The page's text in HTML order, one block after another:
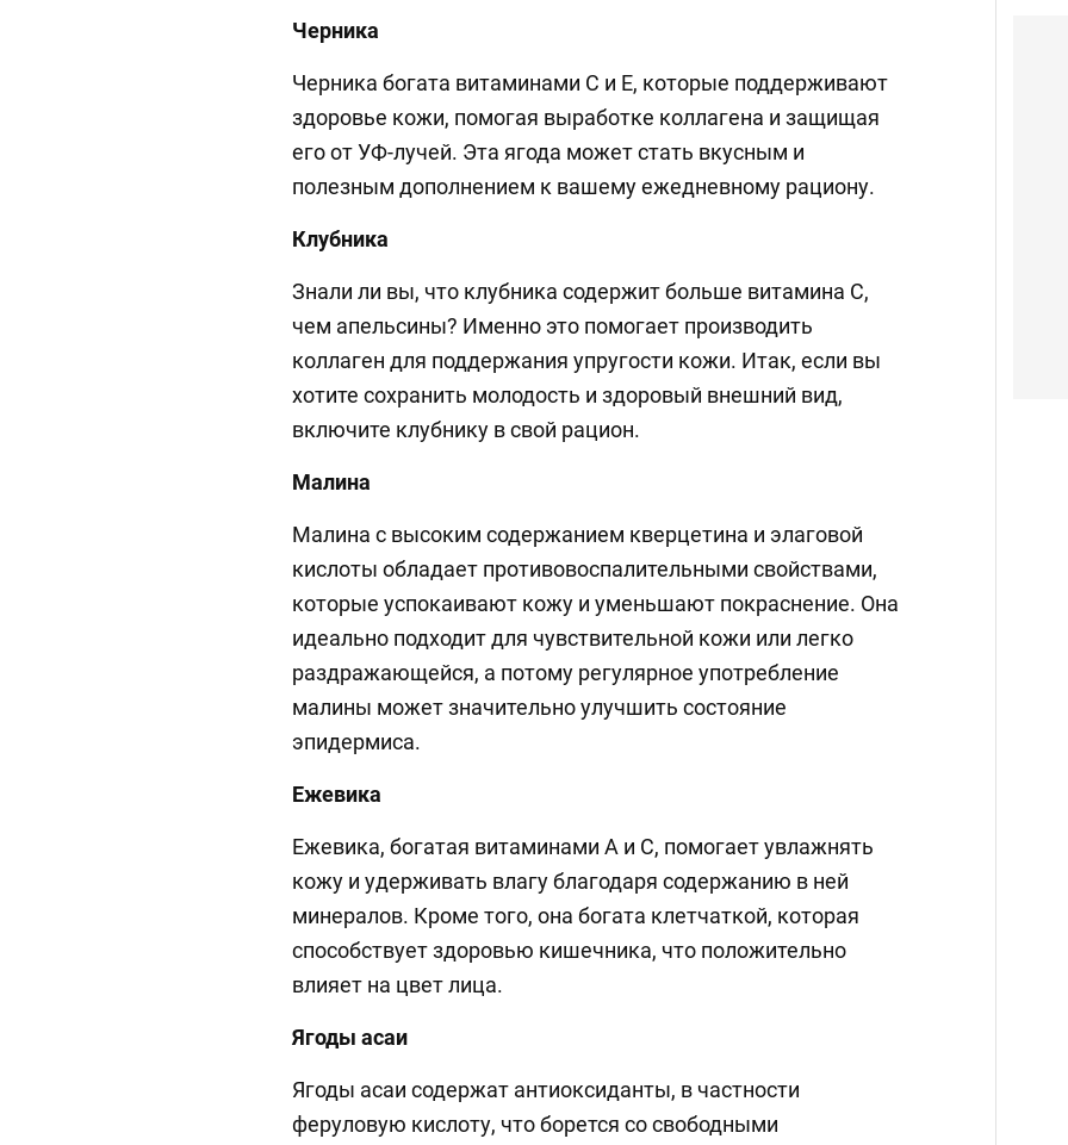
Черника
Черника богата витаминами С и Е, которые поддерживают
здоровье кожи, помогая выработке коллагена и защищая
его от УФ-лучей. Эта ягода может стать вкусным и
полезным дополнением к вашему ежедневному рациону.
Клубника
Знали ли вы, что клубника содержит больше витамина С,
чем апельсины? Именно это помогает производить
коллаген для поддержания упругости кожи. Итак, если вы
хотите сохранить молодость и здоровый внешний вид,
включите клубнику в свой рацион.
Малина
Малина с высоким содержанием кверцетина и элаговой
кислоты обладает противовоспалительными свойствами,
которые успокаивают кожу и уменьшают покраснение. Она
идеально подходит для чувствительной кожи или легко
раздражающейся, а потому регулярное употребление
малины может значительно улучшить состояние
эпидермиса.
Ежевика
Ежевика, богатая витаминами А и С, помогает увлажнять
кожу и удерживать влагу благодаря содержанию в ней
минералов. Кроме того, она богата клетчаткой, которая
способствует здоровью кишечника, что положительно
влияет на цвет лица.
Ягоды асаи
Ягоды асаи содержат антиоксиданты, в частности
феруловую кислоту, что борется со свободными